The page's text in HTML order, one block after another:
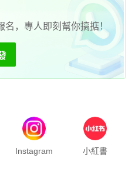
，專人即刻幫你搞掂！
Instagram 小紅書